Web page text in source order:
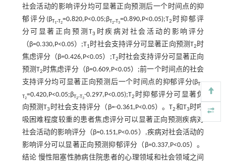
社会活动的影响评分均可显著正向预测后一个时间点的抑
郁评分(βT1-T2=0.820,P<0.05;βT2-T3=0.890,P<0.05);T2 时抑郁评
分可显著正向预测T3 时疾病对社会活动的影响评分
（β=0.330,P<0.05）;T1时社会支持评分可显著正向预测T2时
焦虑评分（β=0.426,P<0.05）;T2时社会支持评分可显著正向
预测T2时焦虑评分（β=0.609,P<0.05）;前一个时间点的社会
支持评分均可显著正向预测后一个时间点的抑郁评分(βT
T2=0.420,P<0.05;βT2-T3-0.297,P<0.05);T2 时抑郁评分可显著负
向预测T3 时社会支持评分（β=-0.361,P<0.05）。T2和T3时呼
吸困难程度较重的患者焦虑评分可以显著正向预测疾病对
社会活动的影响评分（β=0.151,P<0.05）,疾病对社会活动的
影响评分可以显著正向预测抑郁评分（β=0.337,P<0.05）。
结论 慢性阻塞性肺病住院患者的心理领域和社会领域之间